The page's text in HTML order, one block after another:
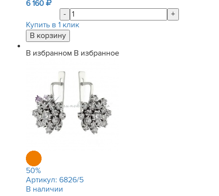
6 160
-
+
Купить в 1 клик
В избранном В избранное
50%
Артикул: 6826/5
В наличии